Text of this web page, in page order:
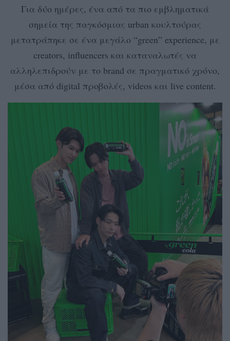
Για δύο ημέρες, ένα από τα πιο εμβληματικά
σημεία της παγκόσμιας urban κουλτούρας
μετατράπηκε σε ένα μεγάλο “green” experience, με
creators, influencers και καταναλωτές να
αλληλεπιδρούν με το brand σε πραγματικό χρόνο,
μέσα από digital προβολές, videos και live content.